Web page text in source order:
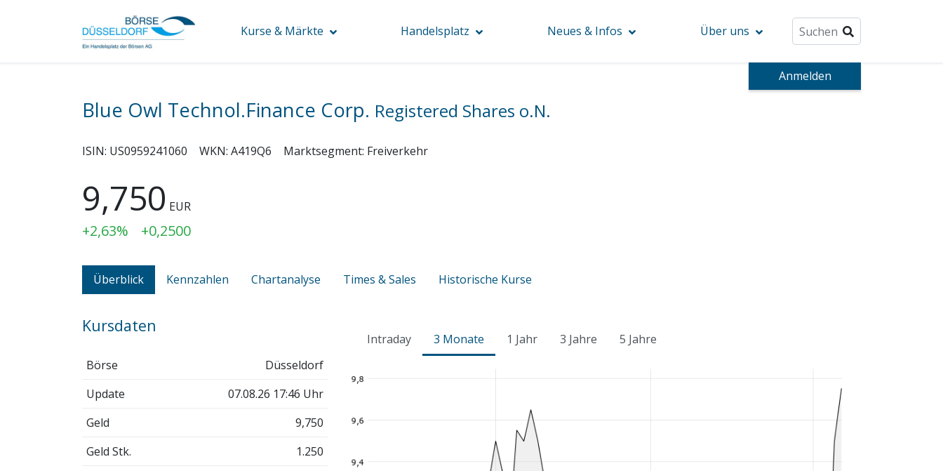
Kurse & Märkte Handelsplatz Neues & Infos Über uns
Anmelden
Blue Owl Technol.Finance Corp. Registered Shares o.N.
ISIN: US0959241060 WKN: A419Q6 Marktsegment: Freiverkehr
9,750 EUR
+2,63% +0,2500
Überblick Kennzahlen Chartanalyse Times & Sales Historische Kurse
Kursdaten
Börse
Düsseldorf
Update
07.08.26 17:46 Uhr
Geld
9,750
Geld Stk.
1.250
Intraday 3 Monate 1 Jahr 3 Jahre 5 Jahre